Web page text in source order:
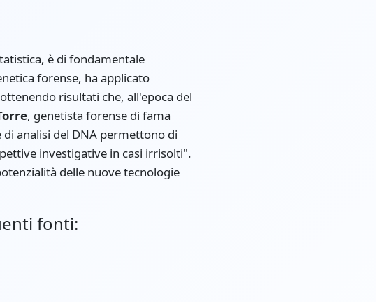
è di fondamentale
forense, ha applicato
risultati che, all'epoca del
, genetista forense di fama
di analisi del DNA permettono di
investigative in casi irrisolti".
delle nuove tecnologie
fonti: